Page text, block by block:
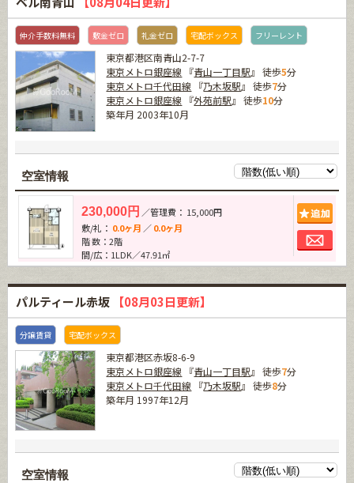
仲介手数料無料 敷金ゼロ 礼金ゼロ 宅配ボックス フリーレント
東京都港区南青山2-7-7
東京メトロ銀座線 『青山一丁目駅』 徒歩5分
東京メトロ千代田線 『乃木坂駅』 徒歩7分
東京メトロ銀座線 『外苑前駅』 徒歩10分
築年月 2003年10月
空室情報
230,000円 ／管理費： 15,000円
敷/礼： 0.0ヶ月 ／0.0ヶ月
階 数：2階
間/広：1LDK／47.91㎡
パルティール赤坂 【08月03日更新】
分譲賃貸 宅配ボックス
東京都港区赤坂8-6-9
東京メトロ銀座線 『青山一丁目駅』 徒歩7分
東京メトロ千代田線 『乃木坂駅』 徒歩8分
築年月 1997年12月
空室情報